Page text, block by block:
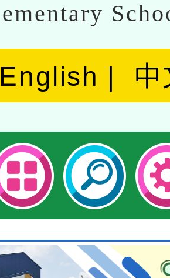
ementary
English 中